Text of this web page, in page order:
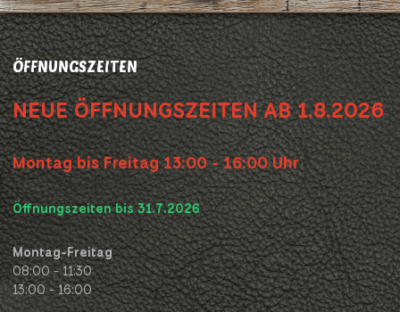
ÖFFNUNGSZEITEN
NEUE ÖFFNUNGSZEITEN AB 1.8.2026
Montag bis Freitag 13:00 - 16:00 Uhr
Öffnungszeiten bis 31.7.2026
Montag-Freitag
08:00 - 11:30
13:00 - 16:00